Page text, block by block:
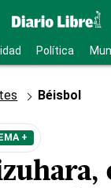
Política
Béisbol
+